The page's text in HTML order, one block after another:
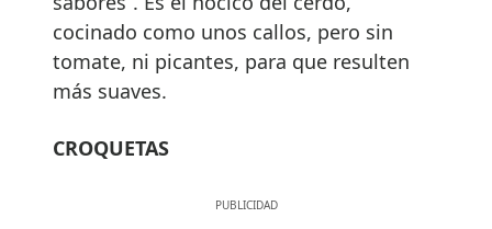
cocinado como unos callos, pero sin
tomate, ni picantes, para que resulten
más suaves.
CROQUETAS